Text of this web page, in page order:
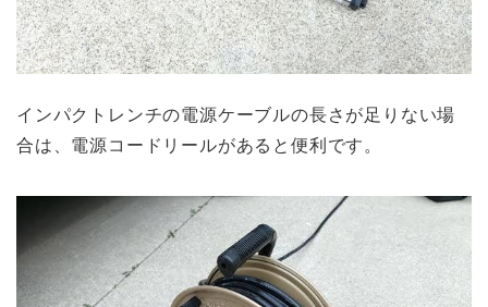
インパクトレンチの電源ケーブルの長さが足りない場
合は、電源コードリールがあると便利です。